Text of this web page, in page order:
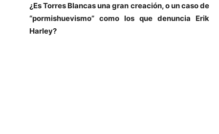
¿Es Torres Blancas una gran creación, o un caso de
“pormishuevismo” como los que denuncia Erik
Harley?